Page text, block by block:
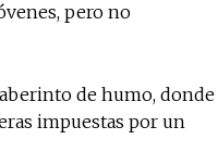
pero no
de humo, donde
impuestas por un